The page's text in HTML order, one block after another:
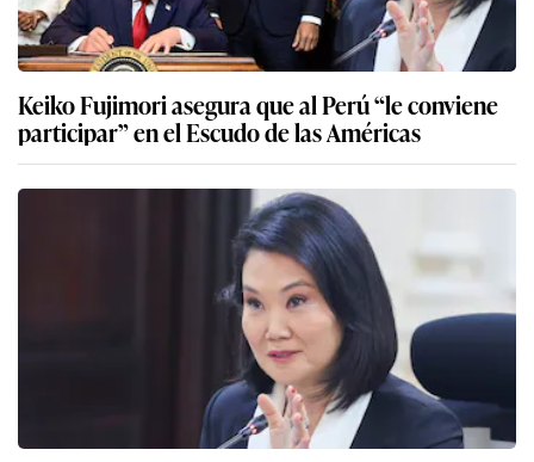
Keiko Fujimori asegura que al Perú “le conviene
participar” en el Escudo de las Américas